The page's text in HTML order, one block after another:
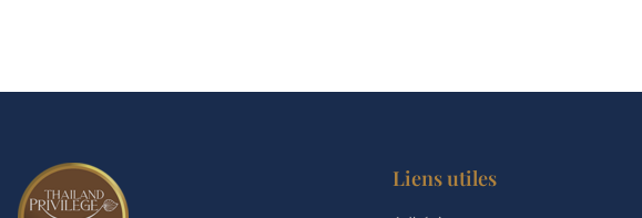
Liens utiles